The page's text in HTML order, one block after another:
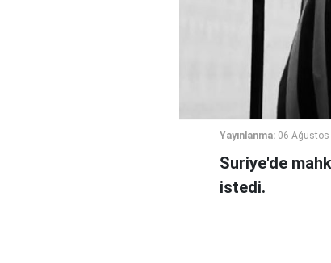
Yayınlanma: 06 Ağustos
Suriye'de
istedi.